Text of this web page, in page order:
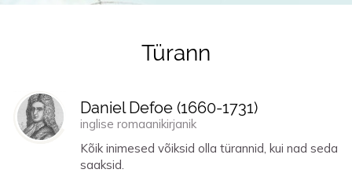
Tsitaadid teemal türann
Türann
Daniel Defoe (1660-1731)
inglise romaanikirjanik
Kõik inimesed võiksid olla türannid, kui nad seda
saaksid.